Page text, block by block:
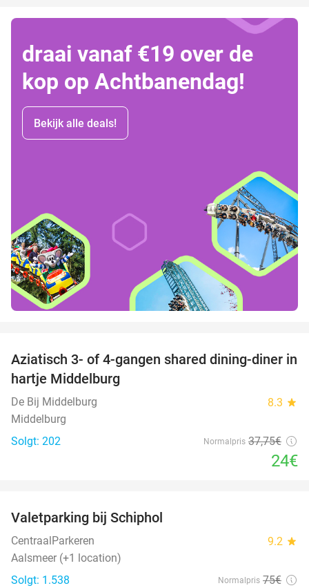
draai vanaf €19 over de
kop op Achtbanendag!
Bekijk alle deals!
36%
Aziatisch 3- of 4-gangen shared dining-diner in
hartje Middelburg
De Bij Middelburg 8.3 star
Middelburg
Solgt: 202
Normalpris 37,75€
24€
Valetparking bij Schiphol
CentraalParkeren 9.2 star
Aalsmeer (+1 location)
Solgt: 1.538
Normalpris 75€